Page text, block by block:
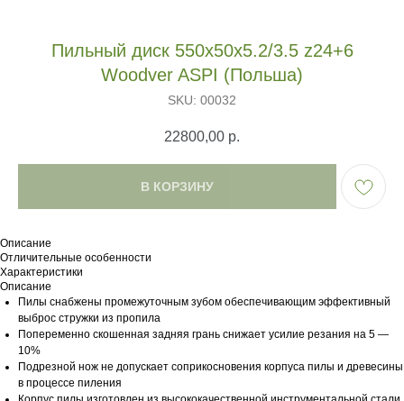
Пильный диск 550х50х5.2/3.5 z24+6
Woodver ASPI (Польша)
SKU: 00032
22800,00 р.
В КОРЗИНУ
Описание
Отличительные особенности
Характеристики
Описание
Пилы снабжены промежуточным зубом обеспечивающим эффективный
выброс стружки из пропила
Попеременно скошенная задняя грань снижает усилие резания на 5 —
10%
Подрезной нож не допускает соприкосновения корпуса пилы и древесины
в процессе пиления